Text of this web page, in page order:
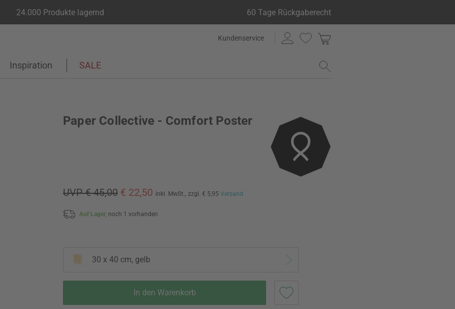
24.000 Produkte lagernd 60 Tage Rückgaberecht
Kundenservice
Inspiration SALE
Paper Collective - Comfort Poster
UVP € 45,00 € 22,50 inkl. MwSt., zzgl. € 5,95 Versand
Auf Lager, noch 1 vorhanden
30 x 40 cm, gelb
In den Warenkorb